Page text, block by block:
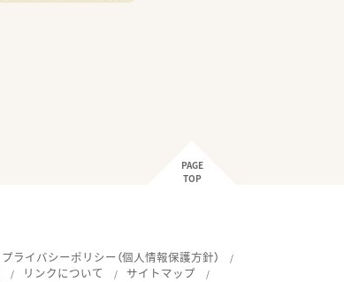
PAGE
TOP
プライバシーポリシー（個人情報保護方針）
リンクについて
サイトマップ